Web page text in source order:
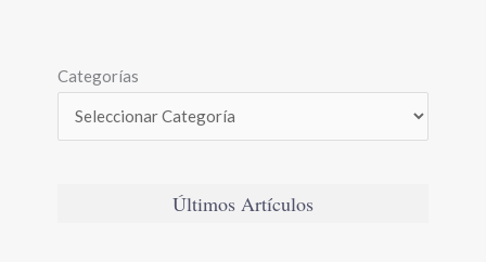
Categorías
Últimos Artículos